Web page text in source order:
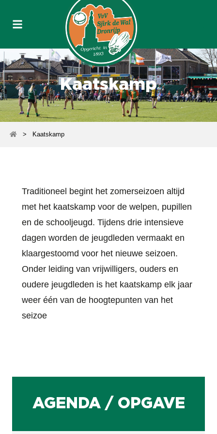
Kaatskamp
> Kaatskamp
Traditioneel begint het zomerseizoen altijd
met het kaatskamp voor de welpen, pupillen
en de schooljeugd. Tijdens drie intensieve
dagen worden de jeugdleden vermaakt en
klaargestoomd voor het nieuwe seizoen.
Onder leiding van vrijwilligers, ouders en
oudere jeugdleden is het kaatskamp elk jaar
weer één van de hoogtepunten van het
seizoe
AGENDA / OPGAVE